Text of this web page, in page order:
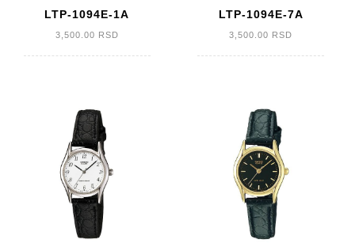
LTP-1094E-1A
3,500.00 RSD
LTP-1094E-7A
3,500.00 RSD